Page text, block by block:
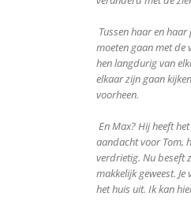
Tussen haar en
moeten gaan met de
hen langdurig van
elkaar zijn gaan
voorheen.
En Max? Hij heeft
aandacht voor Tom,
verdrietig. Nu beseft
makkelijk geweest.
het huis uit. Ik kan